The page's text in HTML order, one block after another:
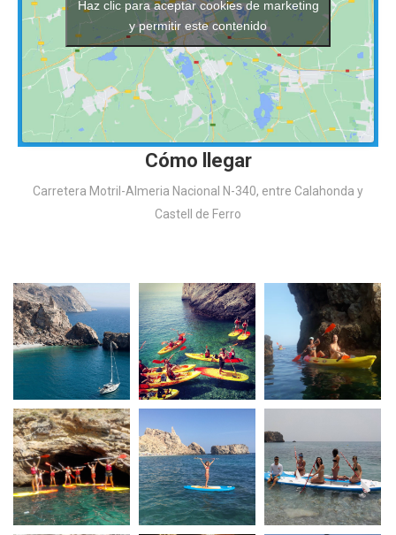
Haz clic para aceptar cookies de marketing
y permitir este contenido
Cómo llegar
Carretera Motril-Almeria Nacional N-340, entre Calahonda y
Castell de Ferro